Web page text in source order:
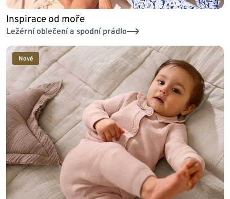
Inspirace od moře
Ležérní oblečení a spodní prádlo
Nové